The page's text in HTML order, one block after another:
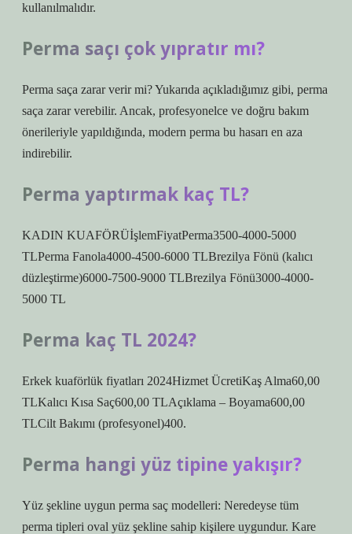
kullanılmalıdır.
Perma saçı çok yıpratır mı?
Perma saça zarar verir mi? Yukarıda açıkladığımız gibi, perma
saça zarar verebilir. Ancak, profesyonelce ve doğru bakım
önerileriyle yapıldığında, modern perma bu hasarı en aza
indirebilir.
Perma yaptırmak kaç TL?
KADIN KUAFÖRÜİşlemFiyatPerma3500-4000-5000
TLPerma Fanola4000-4500-6000 TLBrezilya Fönü (kalıcı
düzleştirme)6000-7500-9000 TLBrezilya Fönü3000-4000-
5000 TL
Perma kaç TL 2024?
Erkek kuaförlük fiyatları 2024Hizmet ÜcretiKaş Alma60,00
TLKalıcı Kısa Saç600,00 TLAçıklama – Boyama600,00
TLCilt Bakımı (profesyonel)400.
Perma hangi yüz tipine yakışır?
Yüz şekline uygun perma saç modelleri: Neredeyse tüm
perma tipleri oval yüz şekline sahip kişilere uygundur. Kare